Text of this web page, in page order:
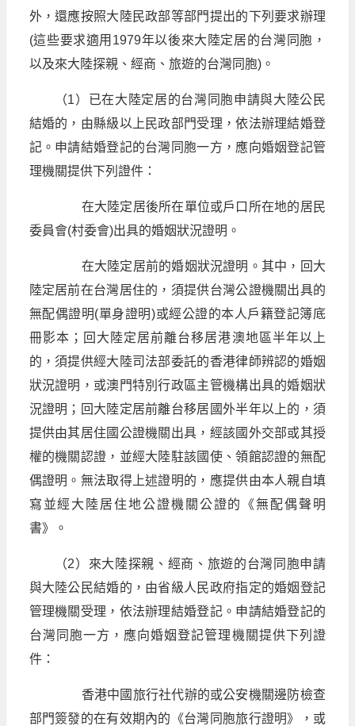
外，還應按照大陸民政部等部門提出的下列要求辦理
(這些要求適用1979年以後來大陸定居的台灣同胞，
以及來大陸探親、經商、旅遊的台灣同胞)。
（1）已在大陸定居的台灣同胞申請與大陸公民
結婚的，由縣級以上民政部門受理，依法辦理結婚登
記。申請結婚登記的台灣同胞一方，應向婚姻登記管
理機關提供下列證件：
在大陸定居後所在單位或戶口所在地的居民
委員會(村委會)出具的婚姻狀況證明。
在大陸定居前的婚姻狀況證明。其中，回大
陸定居前在台灣居住的，須提供台灣公證機關出具的
無配偶證明(單身證明)或經公證的本人戶籍登記簿底
冊影本；回大陸定居前離台移居港澳地區半年以上
的，須提供經大陸司法部委託的香港律師辨認的婚姻
狀況證明，或澳門特別行政區主管機構出具的婚姻狀
況證明；回大陸定居前離台移居國外半年以上的，須
提供由其居住國公證機關出具，經該國外交部或其授
權的機關認證，並經大陸駐該國使、領館認證的無配
偶證明。無法取得上述證明的，應提供由本人親自填
寫並經大陸居住地公證機關公證的《無配偶聲明
書》。
（2）來大陸探親、經商、旅遊的台灣同胞申請
與大陸公民結婚的，由省級人民政府指定的婚姻登記
管理機關受理，依法辦理結婚登記。申請結婚登記的
台灣同胞一方，應向婚姻登記管理機關提供下列證
件：
香港中國旅行社代辦的或公安機關邊防檢查
部門簽發的在有效期內的《台灣同胞旅行證明》，或